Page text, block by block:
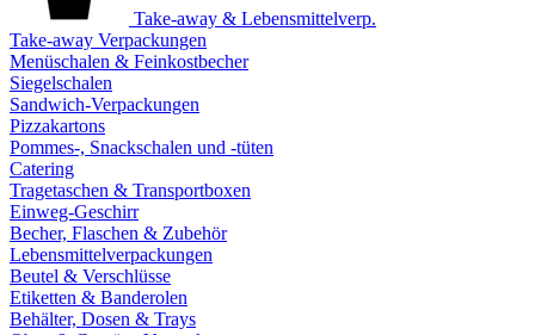
Take-away & Lebensmittelverp.
Take-away Verpackungen
Menüschalen & Feinkostbecher
Siegelschalen
Sandwich-Verpackungen
Pizzakartons
Pommes-, Snackschalen und -tüten
Catering
Tragetaschen & Transportboxen
Einweg-Geschirr
Becher, Flaschen & Zubehör
Lebensmittelverpackungen
Beutel & Verschlüsse
Etiketten & Banderolen
Behälter, Dosen & Trays